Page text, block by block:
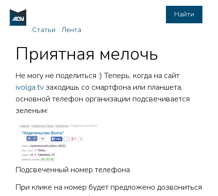
Найти
Статьи
Лента
Приятная мелочь
Не могу не поделиться :) Теперь, когда на сайт
ivolga.tvзаходишь со смартфона или планшета,
основной телефон организации подсвечивается
зеленым:
Подсвеченный номер телефона
При клике на номер будет предложено дозвониться